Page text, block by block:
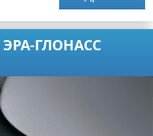
ЭРА-ГЛОНАСС